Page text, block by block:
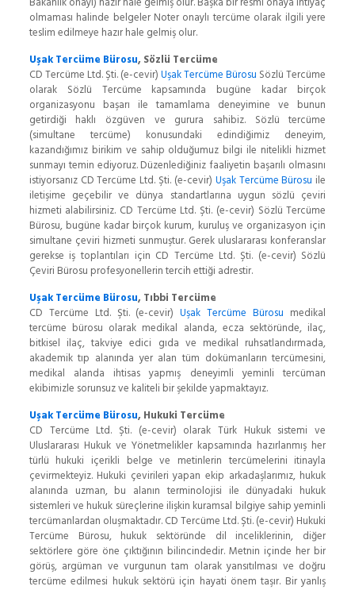
olmaması halinde belgeler Noter onaylı tercüme olarak ilgili yere
teslim edilmeye hazır hale gelmiş olur.
Uşak Tercüme Bürosu, Sözlü Tercüme
CD Tercüme Ltd. Şti. (e-cevir)Uşak Tercüme Bürosu Sözlü Tercüme
olarak Sözlü Tercüme kapsamında bugüne kadar birçok
organizasyonu başarı ile tamamlama deneyimine ve bunun
getirdiği haklı özgüven ve gurura sahibiz. Sözlü tercüme
(simultane tercüme) konusundaki edindiğimiz deneyim,
kazandığımız birikim ve sahip olduğumuz bilgi ile nitelikli hizmet
sunmayı temin ediyoruz. Düzenlediğiniz faaliyetin başarılı olmasını
istiyorsanız CD Tercüme Ltd. Şti. (e-cevir) Uşak Tercüme Bürosu ile
iletişime geçebilir ve dünya standartlarına uygun sözlü çeviri
hizmeti alabilirsiniz. CD Tercüme Ltd. Şti. (e-cevir) Sözlü Tercüme
Bürosu, bugüne kadar birçok kurum, kuruluş ve organizasyon için
simultane çeviri hizmeti sunmuştur. Gerek uluslararası konferanslar
gerekse iş toplantıları için CD Tercüme Ltd. Şti. (e-cevir) Sözlü
Çeviri Bürosu profesyonellerin tercih ettiği adrestir.
Uşak Tercüme Bürosu, Tıbbi Tercüme
CD Tercüme Ltd. Şti. (e-cevir)Uşak Tercüme Bürosu medikal
tercüme bürosu olarak medikal alanda, ecza sektöründe, ilaç,
bitkisel ilaç, takviye edici gıda ve medikal ruhsatlandırmada,
akademik tıp alanında yer alan tüm dokümanların tercümesini,
medikal alanda ihtisas yapmış deneyimli yeminli tercüman
ekibimizle sorunsuz ve kaliteli bir şekilde yapmaktayız.
Uşak Tercüme Bürosu, Hukuki Tercüme
CD Tercüme Ltd. Şti. (e-cevir) olarak Türk Hukuk sistemi ve
Uluslararası Hukuk ve Yönetmelikler kapsamında hazırlanmış her
türlü hukuki içerikli belge ve metinlerin tercümelerini itinayla
çevirmekteyiz. Hukuki çevirileri yapan ekip arkadaşlarımız, hukuk
alanında uzman, bu alanın terminolojisi ile dünyadaki hukuk
sistemleri ve hukuk süreçlerine ilişkin kuramsal bilgiye sahip yeminli
tercümanlardan oluşmaktadır. CD Tercüme Ltd. Şti. (e-cevir) Hukuki
Tercüme Bürosu, hukuk sektöründe dil inceliklerinin, diğer
sektörlere göre öne çıktığının bilincindedir. Metnin içinde her bir
görüş, argüman ve vurgunun tam olarak yansıtılması ve doğru
tercüme edilmesi hukuk sektörü için hayati önem taşır. Bir yanlış